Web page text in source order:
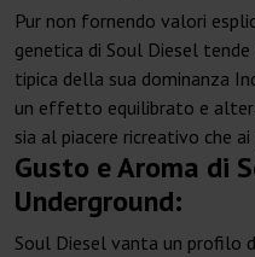
Pur non fornendo valori
genetica di Soul Diesel
tipica della sua dominanza
un effetto equilibrato e
sia al piacere ricreativo che
Gusto e Aroma di
Underground:
Soul Diesel vanta un profilo